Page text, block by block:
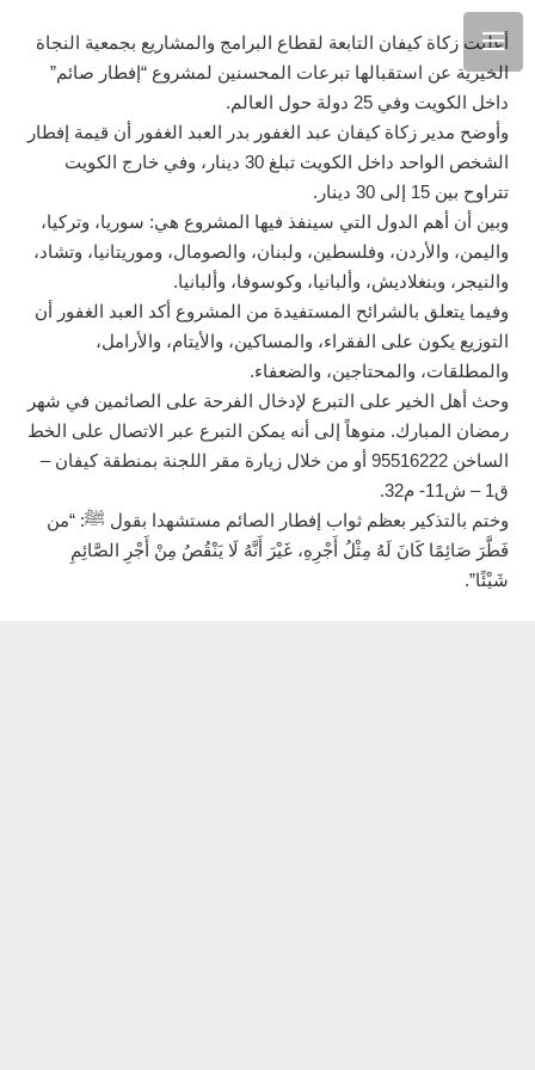
أعلنت زكاة كيفان التابعة لقطاع البرامج والمشاريع بجمعية النجاة
الخيرية عن استقبالها تبرعات المحسنين لمشروع “إفطار صائم”
داخل الكويت وفي 25 دولة حول العالم.
وأوضح مدير زكاة كيفان عبد الغفور بدر العبد الغفور أن قيمة إفطار
الشخص الواحد داخل الكويت تبلغ 30 دينار، وفي خارج الكويت
تتراوح بين 15 إلى 30 دينار.
وبين أن أهم الدول التي سينفذ فيها المشروع هي: سوريا، وتركيا،
واليمن، والأردن، وفلسطين، ولبنان، والصومال، وموريتانيا، وتشاد،
والنيجر، وبنغلاديش، وألبانيا، وكوسوفا، وألبانيا.
وفيما يتعلق بالشرائح المستفيدة من المشروع أكد العبد الغفور أن
التوزيع يكون على الفقراء، والمساكين، والأيتام، والأرامل،
والمطلقات، والمحتاجين، والضعفاء.
وحث أهل الخير على التبرع لإدخال الفرحة على الصائمين في شهر
رمضان المبارك. منوهاً إلى أنه يمكن التبرع عبر الاتصال على الخط
الساخن 95516222 أو من خلال زيارة مقر اللجنة بمنطقة كيفان –
ق1 – ش11- م32.
وختم بالتذكير بعظم ثواب إفطار الصائم مستشهدا بقول ﷺ: “من
فَطَّرَ صَائِمًا كَانَ لَهُ مِثْلُ أَجْرِهِ، غَيْرَ أَنَّهُ لَا يَنْقُصُ مِنْ أَجْرِ الصَّائِمِ
شَيْئًا”.